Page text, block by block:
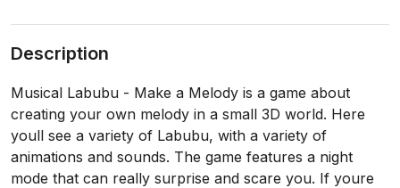
Description
Musical Labubu - Make a Melody is a game about
creating your own melody in a small 3D world. Here
youll see a variety of Labubu, with a variety of
animations and sounds. The game features a night
mode that can really surprise and scare you. If youre